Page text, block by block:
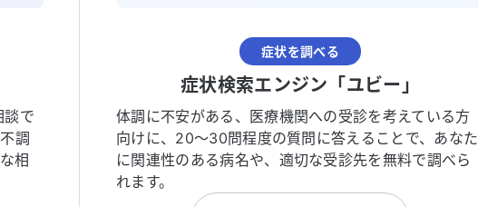
談で
調
相
症状を調べる
症状検索エンジン「ユビー」
体調に不安がある、医療機関への受診を考えている方
向けに、20〜30問程度の質問に答えることで、あなた
に関連性のある病名や、適切な受診先を無料で調べら
れます。